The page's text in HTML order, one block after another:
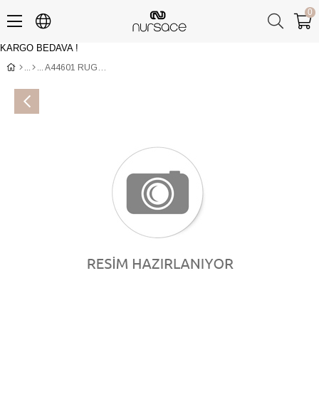
KARGO BEDAVA !
0
A44601 RUGAN SAPHIRE